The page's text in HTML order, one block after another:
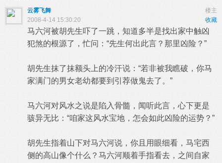
楼主
云雾飞舞
收藏
2008-4-14 15:30:20
马六河被胡先生吓了一跳，知道多半是找出家中触凶
犯煞的根源了，忙问：“先生何出此言？那里凶险？”
胡先生抹了抹额头上的冷汗说：“若非被我瞧破，你马
家满门的男女老幼都要到引荐做鬼去了。”
马六河对风水之说是陷入骨髓，闻听此言，心下更是
骇异无比：“咱家这风水宝地，怎会如此凶险的运势？”
胡先生指着山下对马六河说，你且用眼细看，马宅西
侧的高山像个什么？马六河顺着手指看去，之间自家